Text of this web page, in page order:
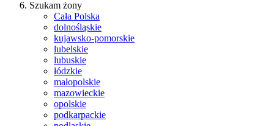
Szukam żony
Cała Polska
dolnośląskie
kujawsko-pomorskie
lubelskie
lubuskie
łódzkie
małopolskie
mazowieckie
opolskie
podkarpackie